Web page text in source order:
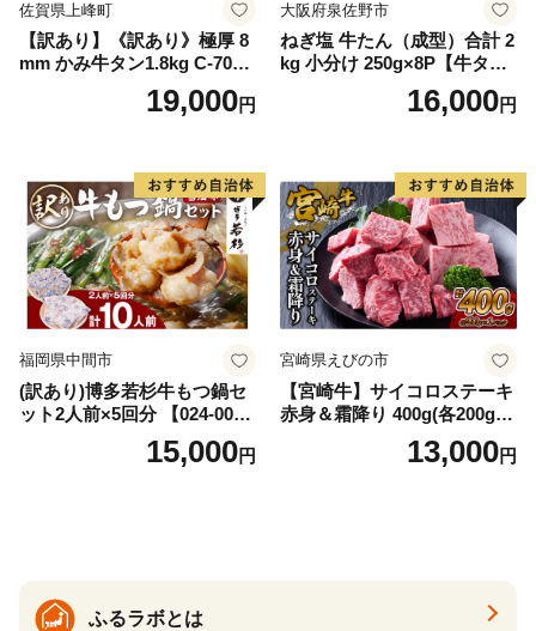
佐賀県上峰町
【訳あり】《訳あり》極厚 8
mm かみ牛タン1.8kg C-709-
19,000円
大阪府泉佐野市
ねぎ塩 牛たん（成型）合計 2
kg 小分け 250g×8P【牛タン
牛肉 焼肉用 薄切り 訳あり サ
16,000円
福岡県中間市
(訳あり)博多若杉牛もつ鍋セ
ット2人前×5回分 【024-002
15,000円
宮崎県えびの市
【宮崎牛】サイコロステーキ
赤身＆霜降り 400g(各200g×
１P 計2P) 真空パック 冷凍
13,000円
ふるラボとは